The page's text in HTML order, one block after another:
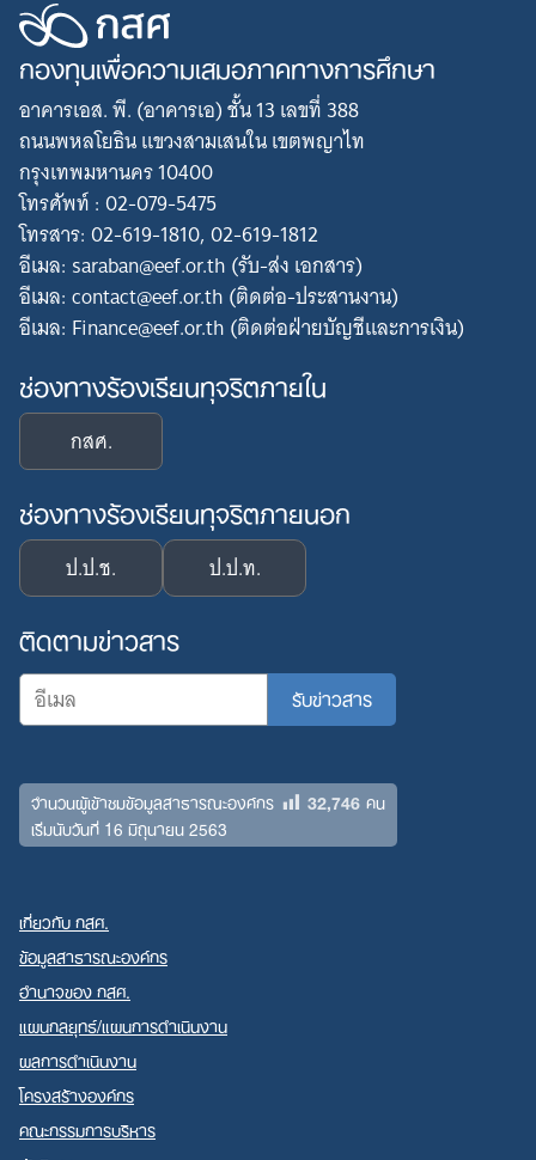
กองทุนเพื่อความเสมอภาคทางการศึกษา
อาคารเอส. พี. (อาคารเอ) ชั้น 13 เลขที่ 388
ถนนพหลโยธิน แขวงสามเสนใน เขตพญาไท
กรุงเทพมหานคร 10400
โทรศัพท์ : 02-079-5475
โทรสาร: 02-619-1810, 02-619-1812
อีเมล: saraban@eef.or.th (รับ-ส่ง เอกสาร)
อีเมล: contact@eef.or.th (ติดต่อ-ประสานงาน)
อีเมล: Finance@eef.or.th (ติดต่อฝ่ายบัญชีและการเงิน)
ช่องทางร้องเรียนทุจริตภายใน
กสศ.
ช่องทางร้องเรียนทุจริตภายนอก
ป.ป.ช. ป.ป.ท.
ติดตามข่าวสาร
จำนวนผู้เข้าชมข้อมูลสาธารณะองค์กร 32,746คน
เริ่มนับวันที่ 16 มิถุนายน 2563
เกี่ยวกับ กสศ.
ข้อมูลสาธารณะองค์กร
อำนาจของ กสศ.
แผนกลยุทธ์/แผนการดำเนินงาน
ผลการดำเนินงาน
โครงสร้างองค์กร
คณะกรรมการบริหาร